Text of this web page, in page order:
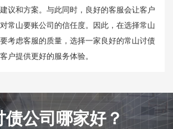
议和方案。与此同时，良好的客服会让客户
常山要账公司的信任度。因此，在选择常山
考虑客服的质量，选择一家良好的常山讨债
户提供更好的服务体验。
债公司哪家好？